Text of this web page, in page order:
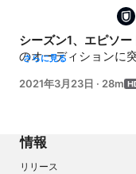
シーズン1、エピソ
のオーディションに
ななか、ガウンは童
さらに見る
2021年3月23日 · 28m
情報
リリース